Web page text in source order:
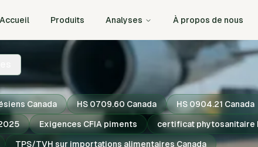
Accueil Produits Analyses À propos de nous
Canada HS 0709.60 Canada HS 0904.21 Canada
Exigences CFIA piments certificat phytosanitaire
TPS/TVH sur importations alimentaires Canada